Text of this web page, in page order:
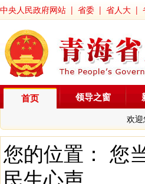
中央人民政府网站 | 省委 | 省人大 |
首页
欢
领导之窗
您的位置： 您
民生心声